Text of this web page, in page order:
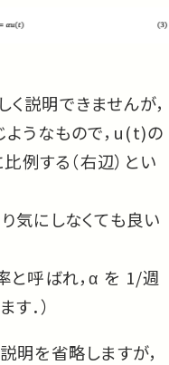
説明できませんが，
うなもので，u(t)の
例する（右辺）とい
気にしなくても良い
と呼ばれ，α を 1/週
．）
明を省略しますが，